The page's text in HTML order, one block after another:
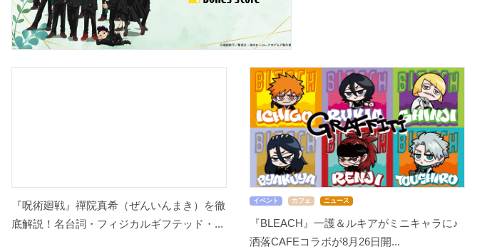
『呪術廻戦』禪院真希（ぜんいんまき）を徹
底解説！名台詞・フィジカルギフテッド・...
イベント カフェ ニュース
『BLEACH』一護＆ルキアがミニキャラに♪
洒落CAFEコラボが8月26日開...